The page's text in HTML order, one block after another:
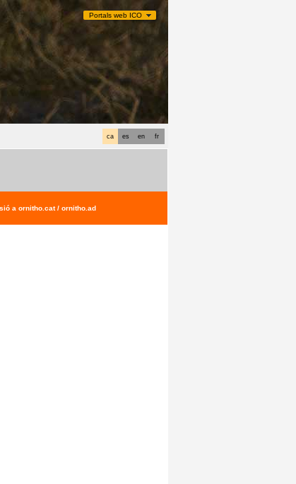
Portals web ICO
fr
en
es
ca
a ornitho.cat / ornitho.ad